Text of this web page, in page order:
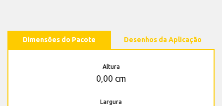
Dimensões do Pacote Desenhos da Aplicação
Altura
0,00 cm
Largura